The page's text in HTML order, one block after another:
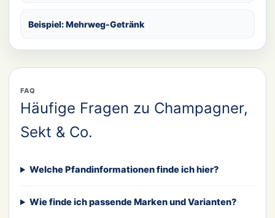
Beispiel: Mehrweg-Getränk
FAQ
Häufige Fragen zu Champagner,
Sekt & Co.
Welche Pfandinformationen finde ich hier?
Wie finde ich passende Marken und Varianten?